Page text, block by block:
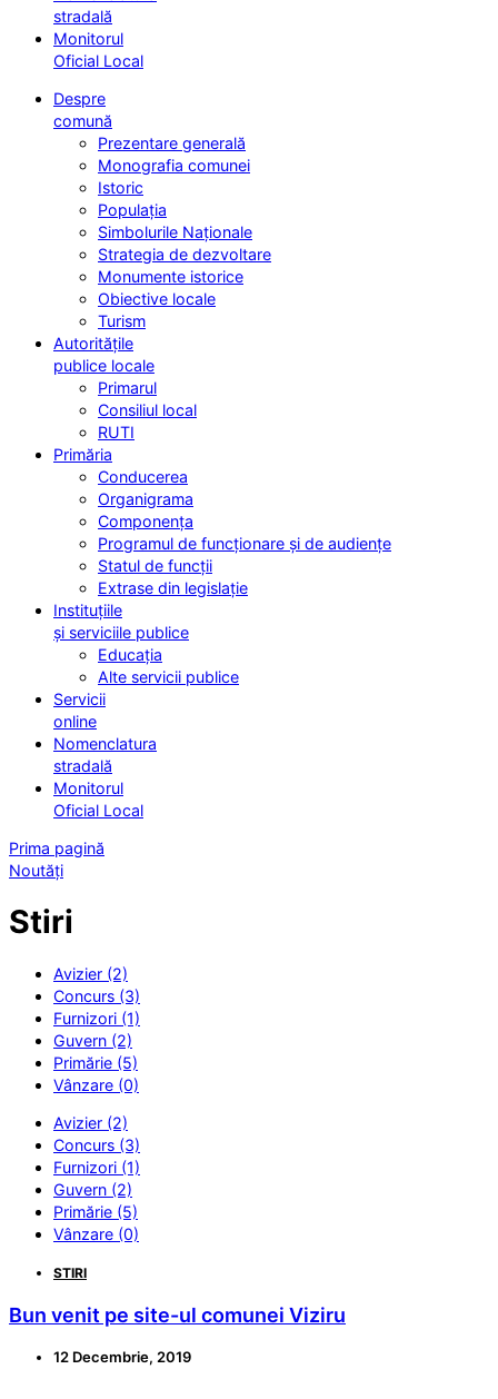
stradală
Monitorul
Oficial Local
Despre
comună
Prezentare generală
Monografia comunei
Istoric
Populația
Simbolurile Naționale
Strategia de dezvoltare
Monumente istorice
Obiective locale
Turism
Autoritățile
publice locale
Primarul
Consiliul local
RUTI
Primăria
Conducerea
Organigrama
Componența
Programul de funcționare și de audiențe
Statul de funcții
Extrase din legislație
Instituțiile
și serviciile publice
Educația
Alte servicii publice
Servicii
online
Nomenclatura
stradală
Monitorul
Oficial Local
Prima pagină
Noutăți
Stiri
Avizier (2)
Concurs (3)
Furnizori (1)
Guvern (2)
Primărie (5)
Vânzare (0)
Avizier (2)
Concurs (3)
Furnizori (1)
Guvern (2)
Primărie (5)
Vânzare (0)
STIRI
Bun venit pe site-ul comunei Viziru
12 Decembrie, 2019